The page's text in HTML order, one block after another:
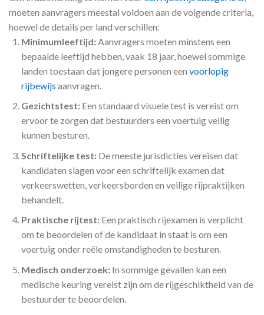
moeten aanvragers meestal voldoen aan de volgende criteria,
hoewel de details per land verschillen:
Minimumleeftijd:Aanvragers moeten minstens een
bepaalde leeftijd hebben, vaak 18 jaar, hoewel sommige
landen toestaan dat jongere personen een voorlopig
rijbewijs aanvragen.
Gezichtstest:Een standaard visuele test is vereist om
ervoor te zorgen dat bestuurders een voertuig veilig
kunnen besturen.
Schriftelijke test:De meeste jurisdicties vereisen dat
kandidaten slagen voor een schriftelijk examen dat
verkeerswetten, verkeersborden en veilige rijpraktijken
behandelt.
Praktische rijtest:Een praktisch rijexamen is verplicht
om te beoordelen of de kandidaat in staat is om een
voertuig onder reële omstandigheden te besturen.
Medisch onderzoek:In sommige gevallen kan een
medische keuring vereist zijn om de rijgeschiktheid van de
bestuurder te beoordelen.